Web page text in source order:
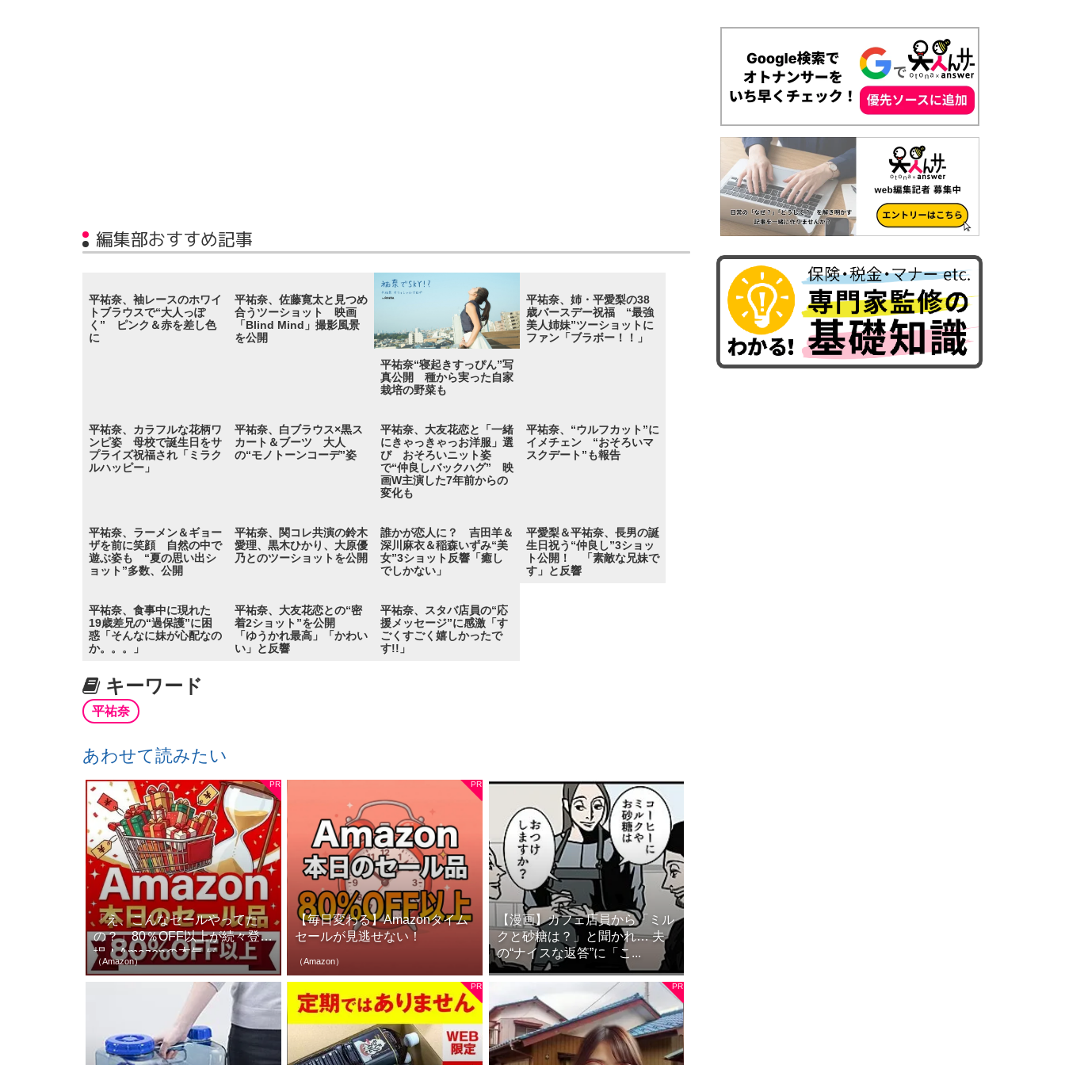
編集部おすすめ記事
平祐奈、袖レースのホワイ
トブラウスで“大人っぽ
く” ピンク＆赤を差し色
に
平祐奈、佐藤寛太と見つめ
合うツーショット 映画
「Blind Mind」撮影風景
を公開
平祐奈“寝起きすっぴん”写
真公開 種から実った自家
栽培の野菜も
平祐奈、姉・平愛梨の38
歳バースデー祝福 “最強
美人姉妹”ツーショットに
ファン「ブラボー！！」
平祐奈、カラフルな花柄ワ
ンピ姿 母校で誕生日をサ
プライズ祝福され「ミラク
ルハッピー」
平祐奈、白ブラウス×黒ス
カート＆ブーツ 大人
の“モノトーンコーデ”姿
平祐奈、大友花恋と「一緒
にきゃっきゃっお洋服」選
び おそろいニット姿
で“仲良しバックハグ” 映
画W主演した7年前からの
変化も
平祐奈、“ウルフカット”に
イメチェン “おそろいマ
スクデート”も報告
平祐奈、ラーメン＆ギョー
ザを前に笑顔 自然の中で
遊ぶ姿も “夏の思い出シ
ョット”多数、公開
平祐奈、関コレ共演の鈴木
愛理、黒木ひかり、大原優
乃とのツーショットを公開
誰かが恋人に？ 吉田羊＆
深川麻衣＆稲森いずみ“美
女”3ショット反響「癒し
でしかない」
平愛梨＆平祐奈、長男の誕
生日祝う“仲良し”3ショッ
ト公開！ 「素敵な兄妹で
す」と反響
平祐奈、食事中に現れた
19歳差兄の“過保護”に困
惑「そんなに妹が心配なの
か。。。」
平祐奈、大友花恋との“密
着2ショット”を公開
「ゆうかれ最高」「かわい
い」と反響
平祐奈、スタバ店員の“応
援メッセージ”に感激「す
ごくすごく嬉しかったで
す!!」
キーワード
平祐奈
あわせて読みたい
「え、こんなセールやってた
の？」80％OFF以上が続々登
場！Amazonの本気が...
（Amazon）
【毎日変わる】Amazonタイム
セールが見逃せない！
（Amazon）
【漫画】カフェ店員から「ミル
クと砂糖は？」と聞かれ… 夫
の“ナイスな返答”に「こ...